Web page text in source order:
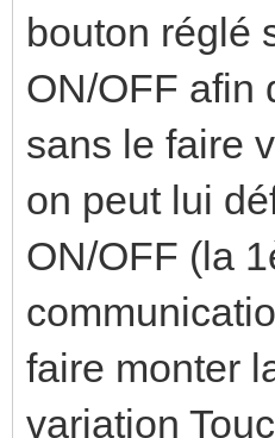
bouton réglé
ON/OFF afin
sans le faire
on peut lui
ON/OFF (la
faire monter
variation